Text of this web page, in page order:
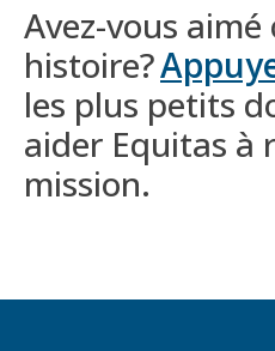
Avez-vous aimé
histoire?
les plus petits
aider Equitas à
mission.